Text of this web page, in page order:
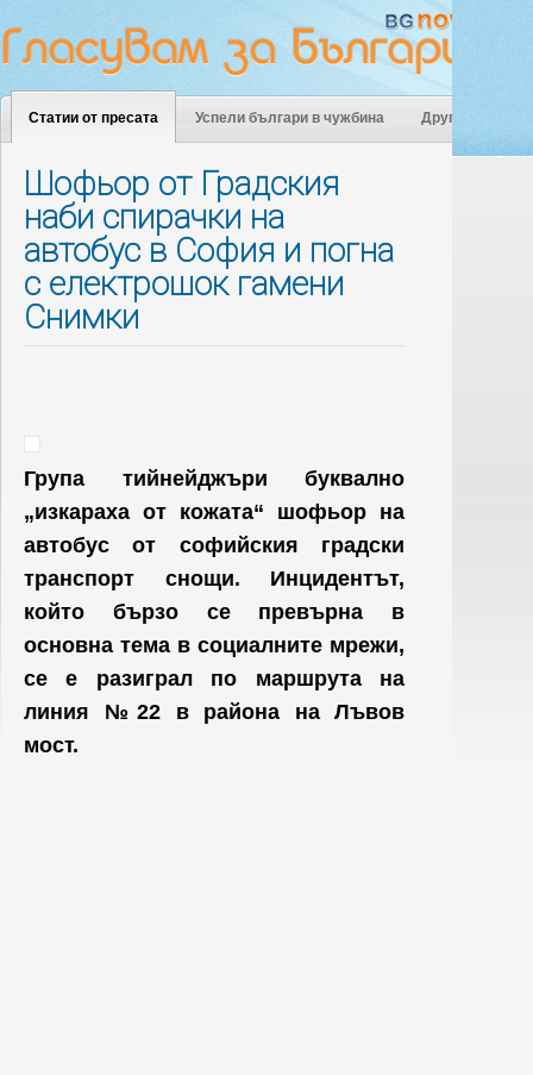
Статии от пресата Успели българи в чужбина Други
Шофьор от Градския
наби спирачки на
автобус в София и погна
с електрошок гамени
Снимки
Група тийнейджъри буквално
„изкараха от кожата“ шофьор на
автобус от софийския градски
транспорт снощи. Инцидентът,
който бързо се превърна в
основна тема в социалните мрежи,
се е разиграл по маршрута на
линия №22 в района на Лъвов
мост.